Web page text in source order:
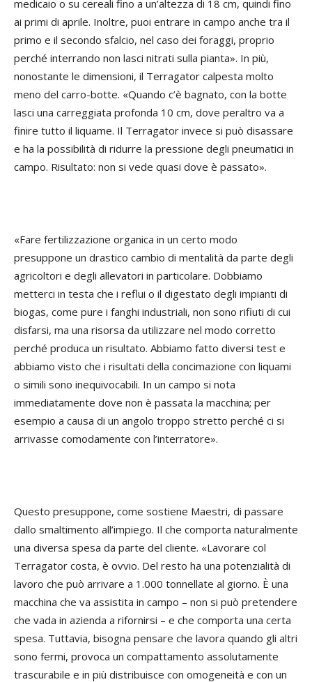
medicaio o su cereali fino a un’altezza di 18 cm, quindi fino
ai primi di aprile. Inoltre, puoi entrare in campo anche tra il
primo e il secondo sfalcio, nel caso dei foraggi, proprio
perché interrando non lasci nitrati sulla pianta». In più,
nonostante le dimensioni, il Terragator calpesta molto
meno del carro-botte. «Quando c’è bagnato, con la botte
lasci una carreggiata profonda 10 cm, dove peraltro va a
finire tutto il liquame. Il Terragator invece si può disassare
e ha la possibilità di ridurre la pressione degli pneumatici in
campo. Risultato: non si vede quasi dove è passato».
«Fare fertilizzazione organica in un certo modo
presuppone un drastico cambio di mentalità da parte degli
agricoltori e degli allevatori in particolare. Dobbiamo
metterci in testa che i reflui o il digestato degli impianti di
biogas, come pure i fanghi industriali, non sono rifiuti di cui
disfarsi, ma una risorsa da utilizzare nel modo corretto
perché produca un risultato. Abbiamo fatto diversi test e
abbiamo visto che i risultati della concimazione con liquami
o simili sono inequivocabili. In un campo si nota
immediatamente dove non è passata la macchina; per
esempio a causa di un angolo troppo stretto perché ci si
arrivasse comodamente con l’interratore».
Questo presuppone, come sostiene Maestri, di passare
dallo smaltimento all’impiego. Il che comporta naturalmente
una diversa spesa da parte del cliente. «Lavorare col
Terragator costa, è ovvio. Del resto ha una potenzialità di
lavoro che può arrivare a 1.000 tonnellate al giorno. È una
macchina che va assistita in campo – non si può pretendere
che vada in azienda a rifornirsi – e che comporta una certa
spesa. Tuttavia, bisogna pensare che lavora quando gli altri
sono fermi, provoca un compattamento assolutamente
trascurabile e in più distribuisce con omogeneità e con un